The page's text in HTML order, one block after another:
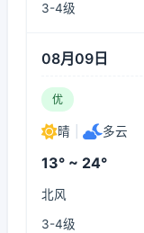
3-4级
08月09日
优
晴 多云
13° ~ 24°
北风
3-4级